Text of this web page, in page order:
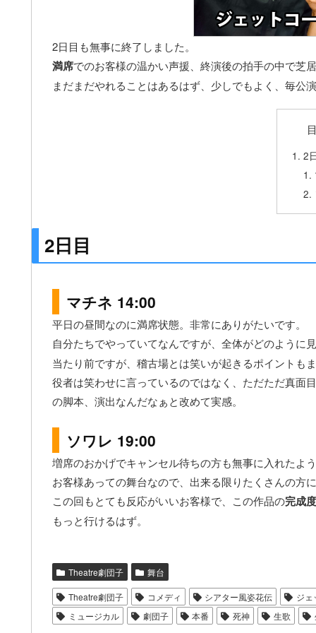
2日目も無事に終了しました。
満席でのお客様の温かい声援、終演後の拍手の中で芝
まだまだやれることはあるはず、少しでもよく、毎公
2
2日目
マチネ 14:00
平日の昼間なのに満席状態。非常にありがたいです。
自分たちでやっていてなんですが、全体がどのように
当たり前ですが、稽古場とは笑いが起きるポイントも
役者は笑わせに言っているのではなく、ただただ真面
の脚本、演出なんだなぁと改めて実感。
ソワレ 19:00
増席のおかげでキャンセル待ちの方も無事に入れたよ
お客様あっての舞台なので、出来る限りたくさんの方
この回もとても反応がいいお客様で、この作品の完成
もっと行けるはず。
Theatre劇団子 舞台
Theatre劇団子 コメディ シアター風姿花伝
ジェ
ミュージカル
劇団子 本番 死神 生歌